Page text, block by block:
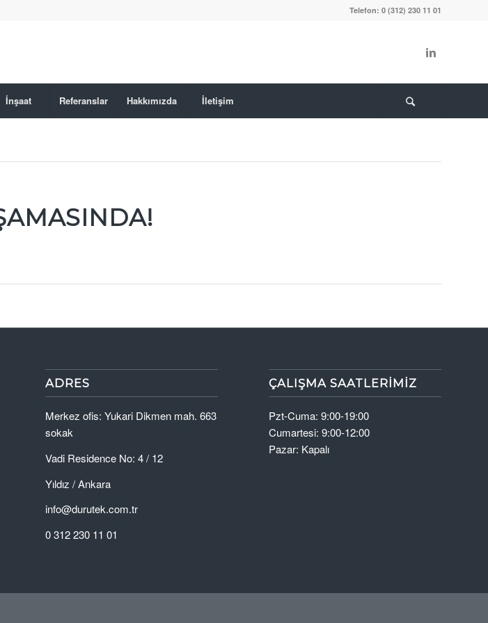
Telefon: 0 (312) 230 11 01
İnşaat Referanslar Hakkımızda İletişim
ADRES
Merkez ofis: Yukari Dikmen mah. 663
sokak
Vadi Residence No: 4 / 12
Yıldız / Ankara
info@durutek.com.tr
0 312 230 11 01
ÇALIŞMA SAATLERIMIZ
Pzt-Cuma: 9:00-19:00
Cumartesi: 9:00-12:00
Pazar: Kapalı